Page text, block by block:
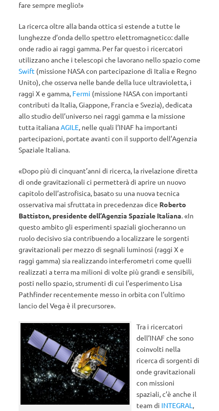
fare sempre meglio!»
La ricerca oltre alla banda ottica si estende a tutte le
lunghezze d’onda dello spettro elettromagnetico: dalle
onde radio ai raggi gamma. Per far questo i ricercatori
utilizzano anche i telescopi che lavorano nello spazio come
Swift (missione NASA con partecipazione di Italia e Regno
Unito), che osserva nelle bande della luce ultravioletta, i
raggi X e gamma, Fermi (missione NASA con importanti
contributi da Italia, Giappone, Francia e Svezia), dedicata
allo studio dell’universo nei raggi gamma e la missione
tutta italianaAGILE, nelle quali l’INAF ha importanti
partecipazioni, portate avanti con il supporto dell’Agenzia
Spaziale Italiana.
«Dopo più di cinquant’anni di ricerca, la rivelazione diretta
di onde gravitazionali ci permetterà di aprire un nuovo
capitolo dell’astrofisica, basato su una nuova tecnica
osservativa mai sfruttata in precedenza» dice Roberto
Battiston, presidente dell’Agenzia Spaziale Italiana. «In
questo ambito gli esperimenti spaziali giocheranno un
ruolo decisivo sia contribuendo a localizzare le sorgenti
gravitazionali per mezzo di segnali luminosi (raggi X e
raggi gamma) sia realizzando interferometri come quelli
realizzati a terra ma milioni di volte più grandi e sensibili,
posti nello spazio, strumenti di cui l’esperimento Lisa
Pathfinder recentemente messo in orbita con l’ultimo
lancio del Vega è il precursore».
Tra i ricercatori
dell’INAF che sono
coinvolti nella
ricerca di sorgenti di
onde gravitazionali
con missioni
spaziali, c’è anche il
team di INTEGRAL ,